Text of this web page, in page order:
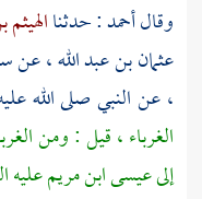
وقالأحمد: حدثنا
عثمان بن عبد الله، عن
، عن النبي صلى الله
الغرباء ، قيل : ومن
إلىعيسى ابن مريمعليه